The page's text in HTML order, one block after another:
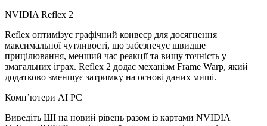
NVIDIA Reflex 2
Reflex оптимізує графічний конвеєр для досягнення
максимальної чутливості, що забезпечує швидше
прицілювання, менший час реакції та вищу точність у
змагальних іграх. Reflex 2 додає механізм Frame Warp, який
додатково зменшує затримку на основі даних миші.
Комп’ютери AI PC
Виведіть ШІ на новий рівень разом із картами NVIDIA